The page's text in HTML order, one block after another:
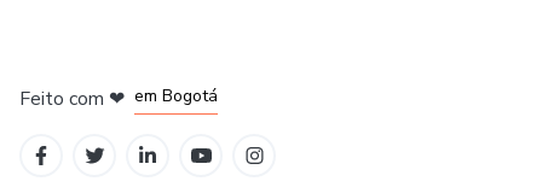
Feito com ❤ em Bogotá